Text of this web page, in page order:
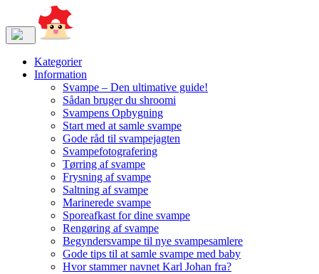
Kategorier
Information
Svampe – Den ultimative guide!
Sådan bruger du shroomi
Svampens Opbygning
Start med at samle svampe
Gode råd til svampejagten
Svampefotografering
Tørring af svampe
Frysning af svampe
Saltning af svampe
Marinerede svampe
Sporeafkast for dine svampe
Rengøring af svampe
Begyndersvampe til nye svampesamlere
Gode tips til at samle svampe med baby
Hvor stammer navnet Karl Johan fra?